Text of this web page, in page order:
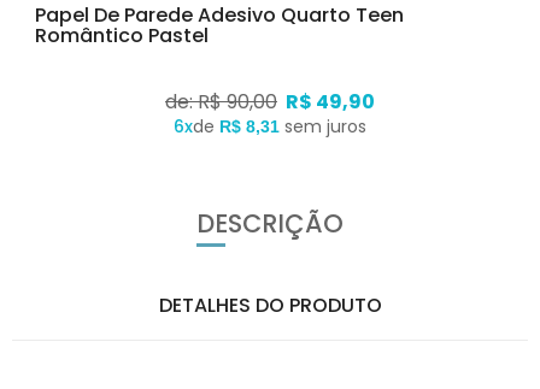
Papel De Parede Adesivo Quarto Teen
Romântico Pastel
de: R$ 90,00 R$ 49,90
6xde R$ 8,31 sem juros
DESCRIÇÃO
DETALHES DO PRODUTO